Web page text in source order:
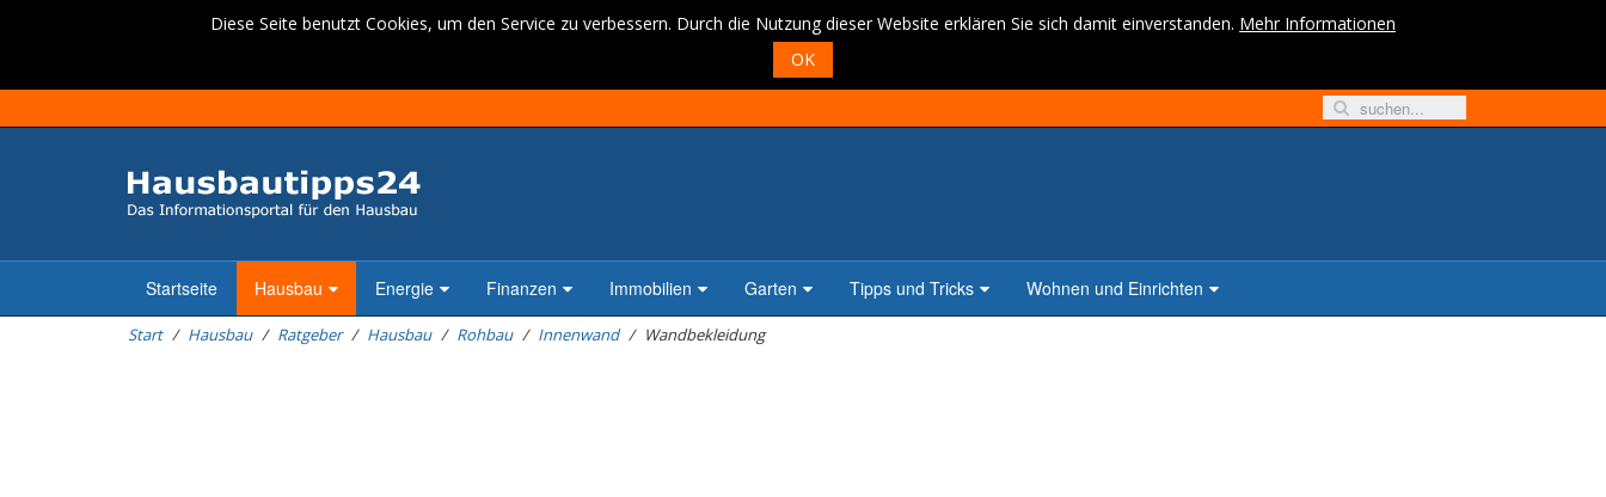
Diese Seite benutzt Cookies, um den Service zu verbessern. Durch die Nutzung dieser Website erklären Sie sich damit einverstanden. Mehr Informationen
OK
Startseite Hausbau Energie Finanzen Immobilien Garten Tipps und Tricks Wohnen und Einrichten
Start Hausbau Ratgeber Hausbau Rohbau Innenwand Wandbekleidung